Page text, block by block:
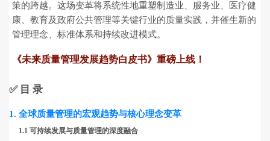
策的跨越。这场变革将系统性地重塑制造业、服务业、医疗健
康、教育及政府公共管理等关键行业的质量实践，并催生新的
管理理念、标准体系和持续改进模式。
《未来质量管理发展趋势白皮书》重磅上线！
✅ 目 录
1. 全球质量管理的宏观趋势与核心理念变革
1.1 可持续发展与质量管理的深度融合